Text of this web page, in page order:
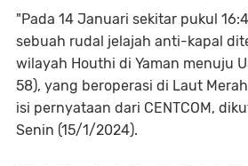
"Pada 14 Januari sekitar pukul
sebuah rudal jelajah anti-kapal
wilayah Houthi di Yaman menuju
58), yang beroperasi di Laut
isi pernyataan dari CENTCOM,
Senin (15/1/2024).